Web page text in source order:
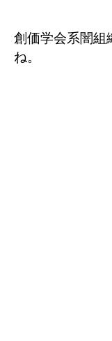
創価学会系闇組
ね。